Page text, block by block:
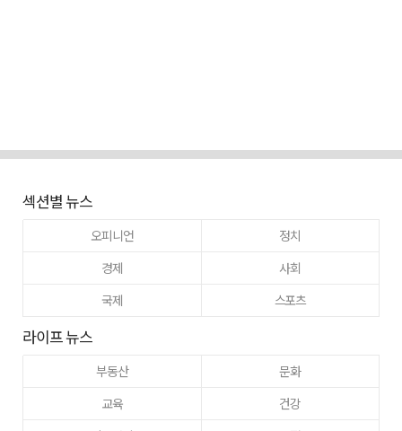
섹션별 뉴스
오피니언
정치
경제
사회
국제
스포츠
라이프 뉴스
부동산
문화
교육
건강